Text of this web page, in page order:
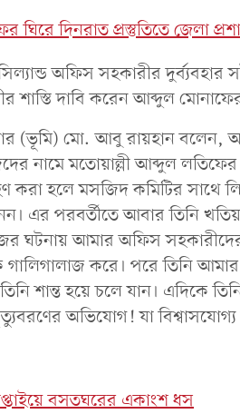
ঘিরে দিনরাত প্রস্তুতিতে জেলা
অফিস সহকারীর দুর্ব্যবহার
শাস্তি দাবি করেন আব্দুল
(ভূমি) মো. আবু রায়হান বলেন,
নামে মতোয়াল্লী আব্দুল লতিফের
করা হলে মসজিদ কমিটির সাথে
এর পরবর্তীতে আবার তিনি
ঘটনায় আমার অফিস
করে। পরে তিনি আমার
তিনি শান্ত হয়ে চলে যান। এদিকে
অভিযোগ! যা
বসতঘরের একাংশ ধস